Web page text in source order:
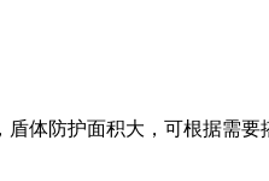
盾体防护面积大，可根据需